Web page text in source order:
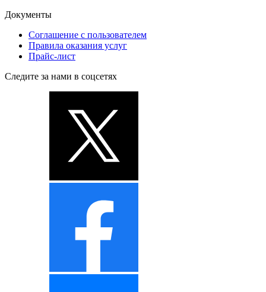
Документы
Соглашение с пользователем
Правила оказания услуг
Прайс-лист
Следите за нами в соцсетях